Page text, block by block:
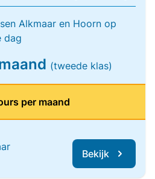
Alkmaar en Hoorn op
dag
(tweede klas)
per maand
Bekijk